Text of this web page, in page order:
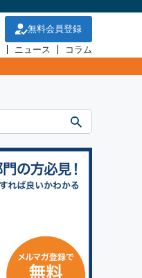
無料会員登録
ニュース コラム